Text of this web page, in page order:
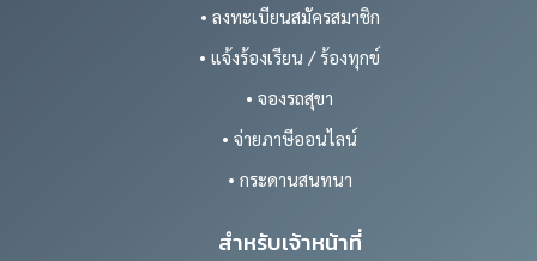
• ลงทะเบียนสมัครสมาชิก
• แจ้งร้องเรียน / ร้องทุกข์
• จองรถสุขา
• จ่ายภาษีออนไลน์
• กระดานสนทนา
สำหรับเจ้าหน้าที่